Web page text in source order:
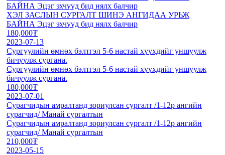
БАЙНА Эцэг эхчүүд бид нялх балчир
ХЭЛ ЗАСЛЫН СУРГАЛТ ШИНЭ АНГИДАА УРЬЖ
БАЙНА Эцэг эхчүүд бид нялх балчир
180,000₮
2023-07-13
Сургуулийн өмнөх бэлтгэл 5-6 настай хүүхдийг уншуулж
бичүүлж сургана.
Сургуулийн өмнөх бэлтгэл 5-6 настай хүүхдийг уншуулж
бичүүлж сургана.
180,000₮
2023-07-01
Сурагчидын амралтанд зориулсан сургалт /1-12р ангийн
сурагчид/ Манай сургалтын
Сурагчидын амралтанд зориулсан сургалт /1-12р ангийн
сурагчид/ Манай сургалтын
210,000₮
2023-05-15